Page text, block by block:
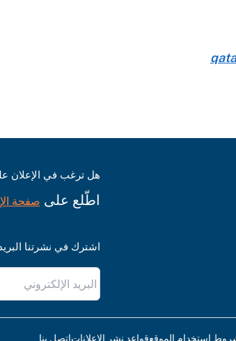
هل ترغب في الإعلان
اطّلع على صفحة
اشترك في نشرتنا
استخدام الموقعقواعد نشر الإعلاناتاتصل بنا